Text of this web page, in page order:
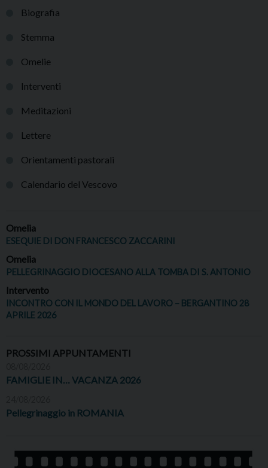
Biografia
Stemma
Omelie
Interventi
Meditazioni
Lettere
Orientamenti pastorali
Calendario del Vescovo
Omelia
ESEQUIE DI DON FRANCESCO ZACCARINI
Omelia
PELLEGRINAGGIO DIOCESANO ALLA TOMBA DI S. ANTONIO
Intervento
INCONTRO CON IL MONDO DEL LAVORO – BERGANTINO 28
APRILE 2026
PROSSIMI APPUNTAMENTI
FAMIGLIE IN… VACANZA 2026
Pellegrinaggio in ROMANIA